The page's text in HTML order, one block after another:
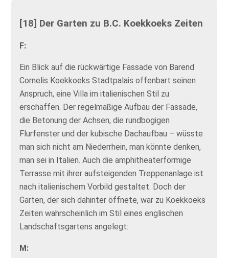
[18] Der Garten zu B.C. Koekkoeks Zeiten
F:
Ein Blick auf die rückwärtige Fassade von Barend
Cornelis Koekkoeks Stadtpalais offenbart seinen
Anspruch, eine Villa im italienischen Stil zu
erschaffen. Der regelmäßige Aufbau der Fassade,
die Betonung der Achsen, die rundbogigen
Flurfenster und der kubische Dachaufbau – wüsste
man sich nicht am Niederrhein, man könnte denken,
man sei in Italien. Auch die amphitheaterförmige
Terrasse mit ihrer aufsteigenden Treppenanlage ist
nach italienischem Vorbild gestaltet. Doch der
Garten, der sich dahinter öffnete, war zu Koekkoeks
Zeiten wahrscheinlich im Stil eines englischen
Landschaftsgartens angelegt:
M: